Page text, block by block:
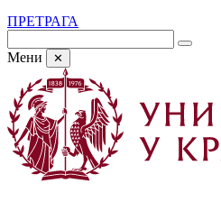
ПРЕТРАГА
Мени ✕